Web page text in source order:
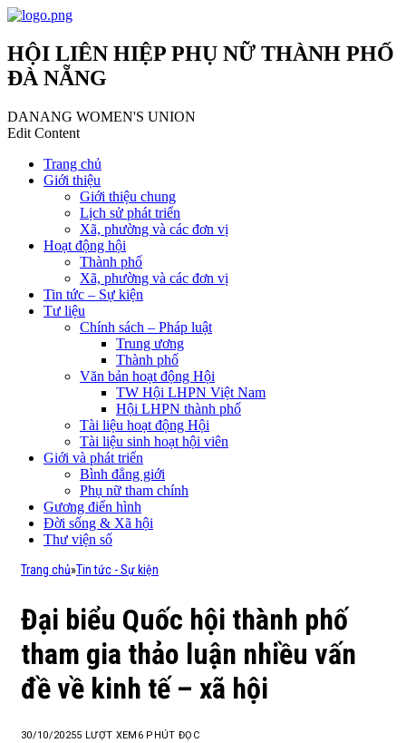
HỘI LIÊN HIỆP PHỤ NỮ THÀNH PHỐ
ĐÀ NẴNG
DANANG WOMEN'S UNION
Edit Content
Trang chủ
Giới thiệu
Giới thiệu chung
Lịch sử phát triển
Xã, phường và các đơn vị
Hoạt động hội
Thành phố
Xã, phường và các đơn vị
Tin tức – Sự kiện
Tư liệu
Chính sách – Pháp luật
Trung ương
Thành phố
Văn bản hoạt động Hội
TW Hội LHPN Việt Nam
Hội LHPN thành phố
Tài liệu hoạt động Hội
Tài liệu sinh hoạt hội viên
Giới và phát triển
Bình đẳng giới
Phụ nữ tham chính
Gương điển hình
Đời sống & Xã hội
Thư viện số
Trang chủ»Tin tức - Sự kiện
Đại biểu Quốc hội thành phố
tham gia thảo luận nhiều vấn
đề về kinh tế – xã hội
30/10/20255 LƯỢT XEM 6 PHÚT ĐỌC